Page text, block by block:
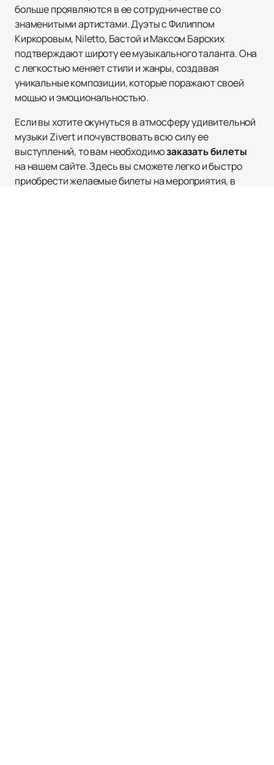
больше проявляются в ее сотрудничестве со
знаменитыми артистами. Дуэты с Филиппом
Киркоровым, Niletto, Бастой и Максом Барских
подтверждают широту ее музыкального таланта. Она
с легкостью меняет стили и жанры, создавая
уникальные композиции, которые поражают своей
мощью и эмоциональностью.
Если вы хотите окунуться в атмосферу удивительной
музыки Zivert и почувствовать всю силу ее
выступлений, то вам необходимозаказать билеты
на нашем сайте. Здесь вы сможете легко и быстро
приобрести желаемые билеты на мероприятия, в